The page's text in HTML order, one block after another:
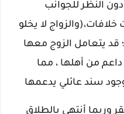
دون النظر للجوانب
خلافات،(والزواج لا يخلو
قد يتعامل الزوج معها
من أهلها ، مما
سند عائلي يدعمها
وربما أنتهي بالطلاق